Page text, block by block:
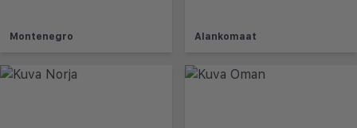
Montenegro Alankomaat